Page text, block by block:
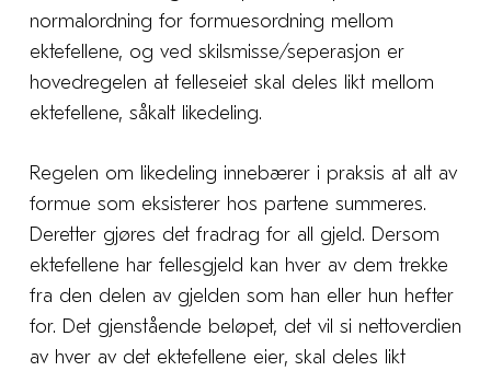
normalordning for formuesordning mellom
ektefellene, og ved skilsmisse/seperasjon er
hovedregelen at felleseiet skal deles likt mellom
ektefellene, såkalt likedeling.
Regelen om likedeling innebærer i praksis at alt av
formue som eksisterer hos partene summeres.
Deretter gjøres det fradrag for all gjeld. Dersom
ektefellene har fellesgjeld kan hver av dem trekke
fra den delen av gjelden som han eller hun hefter
for. Det gjenstående beløpet, det vil si nettoverdien
av hver av det ektefellene eier, skal deles likt